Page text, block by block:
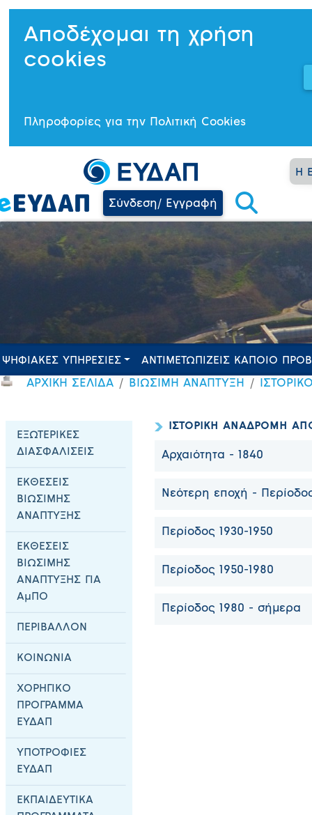
Αποδέχομαι τη χρήση
cookies
Πληροφορίες για την Πολιτική Cookies
Η
Σύνδεση/ Εγγραφή
ΨΗΦΙΑΚΕΣ ΥΠΗΡΕΣΙΕΣ ΑΝΤΙΜΕΤΩΠΙΖΕΙΣ ΚΑΠΟΙΟ
ΑΡΧΙΚΗ ΣΕΛΙΔΑ ΒΙΩΣΙΜΗ ΑΝΑΠΤΥΞΗ
ΕΞΩΤΕΡΙΚΕΣ
ΔΙΑΣΦΑΛΙΣΕΙΣ
ΕΚΘΕΣΕΙΣ
ΒΙΩΣΙΜΗΣ
ΑΝΑΠΤΥΞΗΣ
ΕΚΘΕΣΕΙΣ
ΒΙΩΣΙΜΗΣ
ΑΝΑΠΤΥΞΗΣ ΓΙΑ
ΑμΠΟ
ΠΕΡΙΒΑΛΛΟΝ
ΚΟΙΝΩΝΙΑ
ΧΟΡΗΓΙΚΟ
ΠΡΟΓΡΑΜΜΑ
ΕΥΔΑΠ
ΥΠΟΤΡΟΦΙΕΣ
ΕΥΔΑΠ
ΕΚΠΑΙΔΕΥΤΙΚΑ
ΙΣΤΟΡΙΚΗ ΑΝΑΔΡΟΜΗ
Αρχαιότητα - 1840
Νεότερη εποχή -
Περίοδος 1930-1950
Περίοδος 1950-1980
Περίοδος 1980 - σήμερα